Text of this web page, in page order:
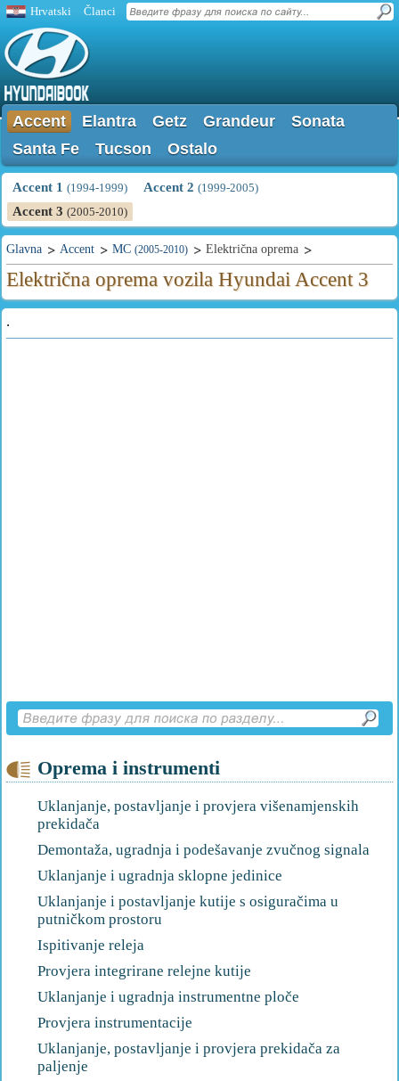
Hrvatski Članci
Accent Elantra Getz Grandeur
Sonata
Santa Fe
Tucson Ostalo
Accent 1 (1994-1999) Accent 2 (1999-2005)
Accent 3 (2005-2010)
Glavna Accent MC (2005-2010) Električna oprema
Električna oprema vozila Hyundai Accent 3
.
Oprema i instrumenti
Uklanjanje, postavljanje i provjera višenamjenskih
prekidača
Demontaža, ugradnja i podešavanje zvučnog signala
Uklanjanje i ugradnja sklopne jedinice
Uklanjanje i postavljanje kutije s osiguračima u
putničkom prostoru
Ispitivanje releja
Provjera integrirane relejne kutije
Uklanjanje i ugradnja instrumentne ploče
Provjera instrumentacije
Uklanjanje, postavljanje i provjera prekidača za
paljenje